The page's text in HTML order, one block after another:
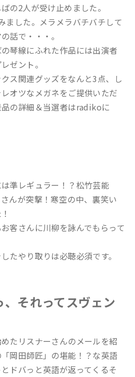
の2人が受け止めました。
ました。メラメラバチバチして
話で・・・。
琴線にふれた作品には出演者
ゼント。
ス関連グッズをなんと3点、し
オツなメガネをご提供いただ
の詳細＆当選者はradikoに
準レギュラー！？松竹芸能
んが突撃！寒空の中、裏笑い
客さんに川柳を詠んでもらって
たやり取りは必聴必須です。
、それってスヴェン
たリスナーさんのメールを紹
岡田師匠」の堪能！？な英語
ドバっと英語が返ってくるそ